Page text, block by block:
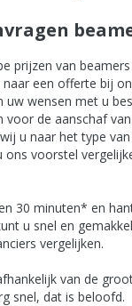
prijzen van
naar een offerte bij
uw wensen met u
voor de aanschaf
u naar het type
ons voorstel
30 minuten* en
u snel en
vergelijken.
van de
snel, dat is beloofd.